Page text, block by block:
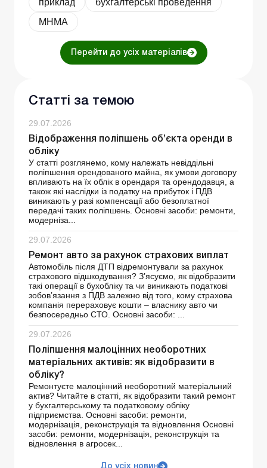
приклад
бухгалтерські проведення
МНМА
Перейти до усіх матеріалів
Статті за темою
29.07.2026
Відображення поліпшень об’єкта оренди в
обліку
У статті розглянемо, кому належать невіддільні
поліпшення орендованого майна, як умови договору
впливають на їх облік в орендаря та орендодавця, а
також які наслідки із податку на прибуток і ПДВ
виникають у разі компенсації або безоплатної
передачі таких поліпшень. Основні засоби: ремонти,
модерніза...
29.07.2026
Ремонт авто за рахунок страхових виплат
Автомобіль після ДТП відремонтували за рахунок
страхового відшкодування? З’ясуємо, як відобразити
такі операції в бухобліку та чи виникають податкові
зобов’язання з ПДВ залежно від того, кому страхова
компанія перераховує кошти – власнику авто чи
безпосередньо СТО. Основні засоби: ...
29.07.2026
Поліпшення малоцінних необоротних
матеріальних активів: як відобразити в
обліку?
Ремонтуєте малоцінний необоротний матеріальний
актив? Читайте в статті, як відобразити такий ремонт
у бухгалтерському та податковому обліку
підприємства. Основні засоби: ремонти,
модернізація, реконструкція та відновлення Основні
засоби: ремонти, модернізація, реконструкція та
відновлення в агросек...